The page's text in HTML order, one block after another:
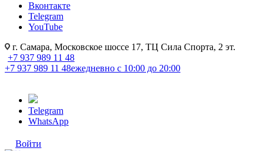
Вконтакте
Telegram
YouTube
г. Самара, Московское шоссе 17, ТЦ Сила Спорта, 2 эт.
+7 937 989 11 48
+7 937 989 11 48ежедневно с 10:00 до 20:00
Telegram
WhatsApp
Войти